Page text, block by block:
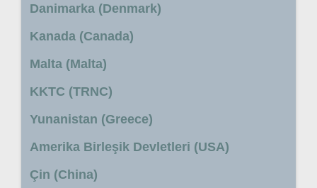
Danimarka (Denmark)
Kanada (Canada)
Malta (Malta)
KKTC (TRNC)
Yunanistan (Greece)
Amerika Birleşik Devletleri (USA)
Çin (China)